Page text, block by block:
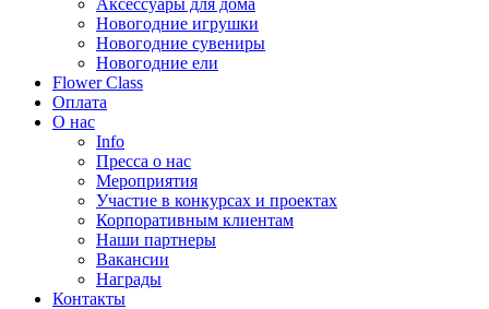
Аксессуары для дома
Новогодние игрушки
Новогодние сувениры
Новогодние ели
Flower Class
Оплата
О нас
Info
Пресса о нас
Мероприятия
Участие в конкурсах и проектах
Корпоративным клиентам
Наши партнеры
Вакансии
Награды
Контакты